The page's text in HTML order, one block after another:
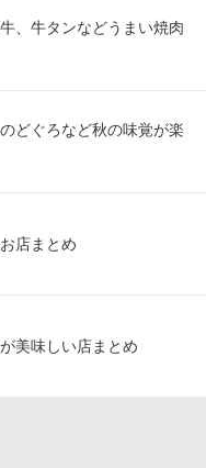
、牛タンなどうまい焼肉
どぐろなど秋の味覚が楽
店まとめ
美味しい店まとめ